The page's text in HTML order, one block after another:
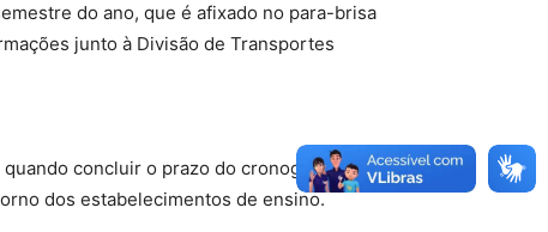
do ano, que é afixado no para-brisa
junto à Divisão de Transportes
concluir o prazo do cronograma das
dos estabelecimentos de ensino.